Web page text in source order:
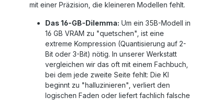
mit einer Präzision, die kleineren Modellen fehlt.
Das 16-GB-Dilemma: Um ein 35B-Modell in
16 GB VRAM zu "quetschen", ist eine
extreme Kompression (Quantisierung auf 2-
Bit oder 3-Bit) nötig. In unserer Werkstatt
vergleichen wir das oft mit einem Fachbuch,
bei dem jede zweite Seite fehlt: Die KI
beginnt zu "halluzinieren", verliert den
logischen Faden oder liefert fachlich falsche